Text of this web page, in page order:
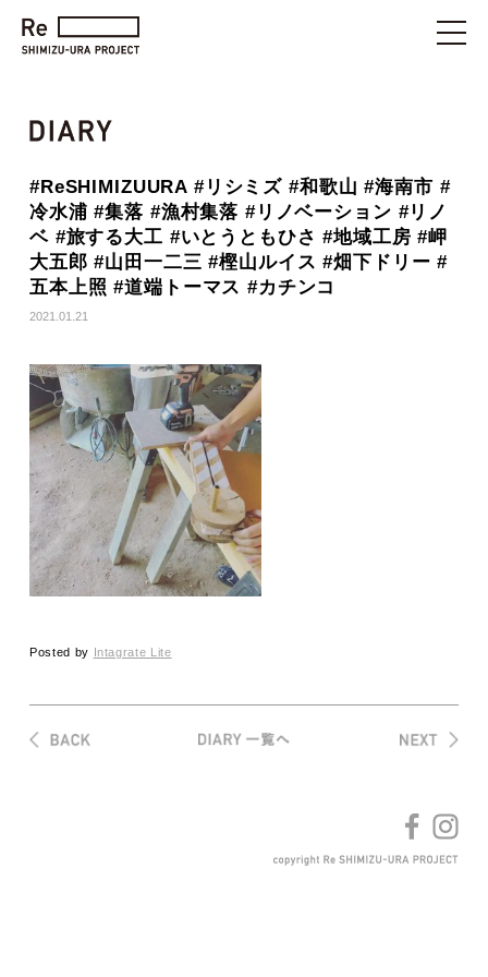
#ReSHIMIZUURA #リシミズ #和歌山 #海南市 #
冷水浦 #集落 #漁村集落 #リノベーション #リノ
ベ #旅する大工 #いとうともひさ #地域工房 #岬
大五郎 #山田一二三 #樫山ルイス #畑下ドリー #
五本上照 #道端トーマス #カチンコ
2021.01.21
Posted by Intagrate Lite